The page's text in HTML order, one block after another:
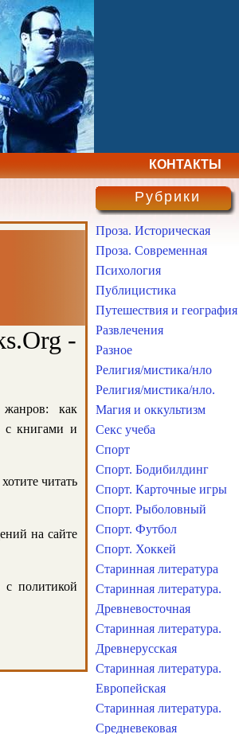
КОНТАКТЫ
-
как
с книгами и
читать
на сайте
политикой
Рубрики
Проза. Историческая
Проза. Современная
Психология
Публицистика
Путешествия и география
Развлечения
Разное
Религия/мистика/нло
Религия/мистика/нло.
Магия и оккультизм
Секс учеба
Спорт
Спорт. Бодибилдинг
Спорт. Карточные игры
Спорт. Рыболовный
Спорт. Футбол
Спорт. Хоккей
Старинная литература
Старинная литература.
Древневосточная
Старинная литература.
Древнерусская
Старинная литература.
Европейская
Старинная литература.
Средневековая